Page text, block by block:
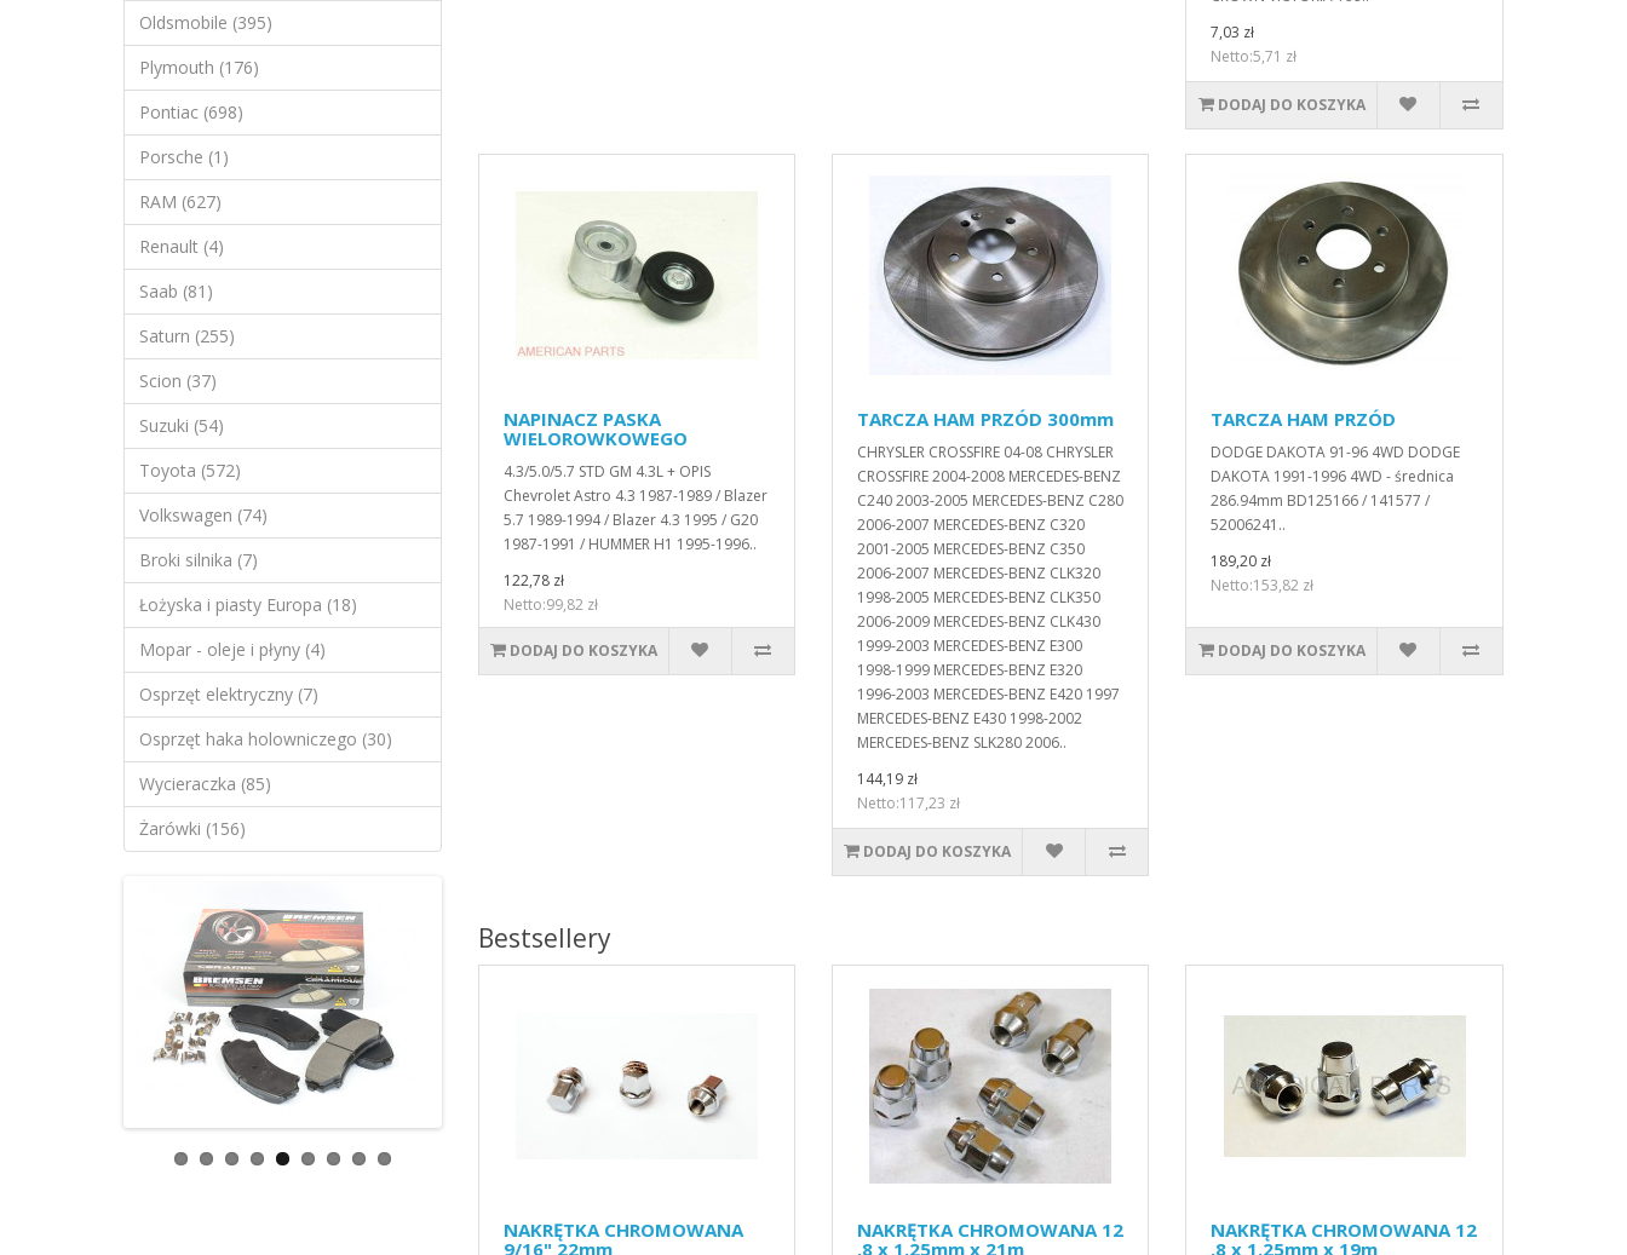
Oldsmobile (395)
Plymouth (176)
Pontiac (698)
Porsche (1)
RAM (627)
Renault (4)
Saab (81)
Saturn (255)
Scion (37)
Suzuki (54)
Toyota (572)
Volkswagen (74)
Broki silnika (7)
Łożyska i piasty Europa (18)
Mopar - oleje i płyny (4)
Osprzęt elektryczny (7)
Osprzęt haka holowniczego (30)
Wycieraczka (85)
Żarówki (156)
7,03 zł
Netto:5,71 zł
DODAJ DO KOSZYKA
NAPINACZ PASKA
WIELOROWKOWEGO
4.3/5.0/5.7 STD GM 4.3L + OPIS
Chevrolet Astro 4.3 1987-1989 / Blazer
5.7 1989-1994 / Blazer 4.3 1995 / G20
1987-1991 / HUMMER H1 1995-1996..
122,78 zł
Netto:99,82 zł
DODAJ DO KOSZYKA
TARCZA HAM PRZÓD 300mm
CHRYSLER CROSSFIRE 04-08 CHRYSLER
CROSSFIRE 2004-2008 MERCEDES-BENZ
C240 2003-2005 MERCEDES-BENZ C280
2006-2007 MERCEDES-BENZ C320
2001-2005 MERCEDES-BENZ C350
2006-2007 MERCEDES-BENZ CLK320
1998-2005 MERCEDES-BENZ CLK350
2006-2009 MERCEDES-BENZ CLK430
1999-2003 MERCEDES-BENZ E300
1998-1999 MERCEDES-BENZ E320
1996-2003 MERCEDES-BENZ E420 1997
MERCEDES-BENZ E430 1998-2002
MERCEDES-BENZ SLK280 2006..
144,19 zł
Netto:117,23 zł
DODAJ DO KOSZYKA
TARCZA HAM PRZÓD
DODGE DAKOTA 91-96 4WD DODGE
DAKOTA 1991-1996 4WD - średnica
286.94mm BD125166 / 141577 /
52006241..
189,20 zł
Netto:153,82 zł
DODAJ DO KOSZYKA
Bestsellery
NAKRĘTKA CHROMOWANA
9/16" 22mm
NAKRĘTKA CHROMOWANA 12
.8 x 1.25mm x 21m
NAKRĘTKA CHROMOWANA 12
.8 x 1.25mm x 19m